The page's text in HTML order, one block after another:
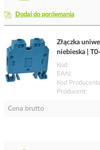
Dodaj do porównania
Złączka
niebieska |
Kod
EAN
Kod Producenta
Producent
Cena brutto